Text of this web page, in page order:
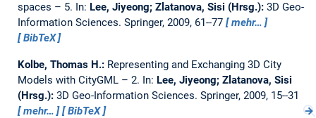
spaces – 5. In: Lee, Jiyeong; Zlatanova, Sisi (Hrsg.): 3D Geo-
Information Sciences. Springer, 2009, 61--77
mehr…
BibTeX
Kolbe, Thomas H.: Representing and Exchanging 3D City
Models with CityGML – 2. In: Lee, Jiyeong; Zlatanova, Sisi
(Hrsg.): 3D Geo-Information Sciences. Springer, 2009, 15--31
mehr…
BibTeX